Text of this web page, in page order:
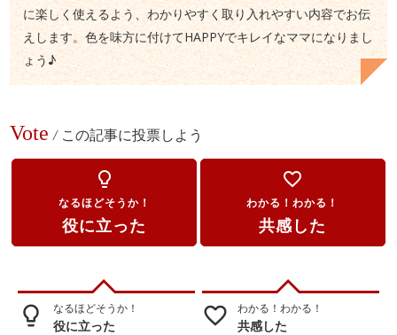
に楽しく使えるよう、わかりやすく取り入れやすい内容でお伝
えします。色を味方に付けてHAPPYでキレイなママになりまし
ょう♪
Vote / この記事に投票しよう
lightbulb_outline
なるほどそうか！
役に立った
favorite_border
わかる！わかる！
共感した
lightbulb_outline なるほどそうか！
役に立った favorite_border わかる！わかる！
共感した